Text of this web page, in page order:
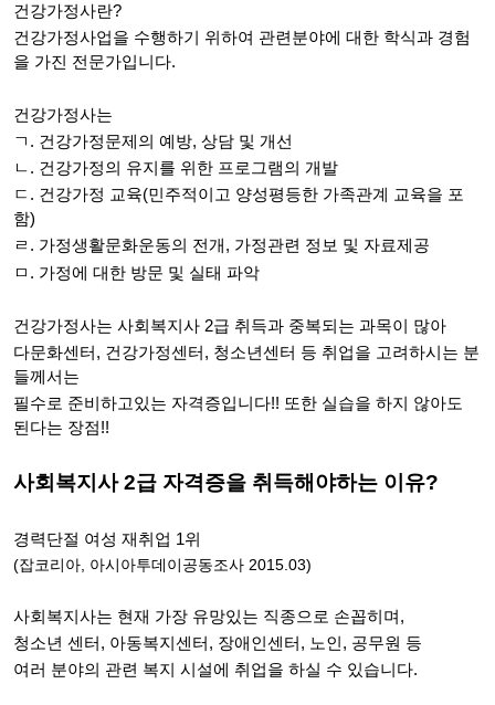
건강가정사란?
건강가정사업을 수행하기 위하여 관련분야에 대한 학식과 경험
을 가진 전문가입니다.
건강가정사는
ㄱ. 건강가정문제의 예방, 상담 및 개선
ㄴ. 건강가정의 유지를 위한 프로그램의 개발
ㄷ. 건강가정 교육(민주적이고 양성평등한 가족관계 교육을 포
함)
ㄹ. 가정생활문화운동의 전개, 가정관련 정보 및 자료제공
ㅁ. 가정에 대한 방문 및 실태 파악
건강가정사는 사회복지사 2급 취득과 중복되는 과목이 많아
다문화센터, 건강가정센터, 청소년센터 등 취업을 고려하시는 분
들께서는
필수로 준비하고있는 자격증입니다!! 또한 실습을 하지 않아도
된다는 장점!!
사회복지사 2급 자격증을 취득해야하는 이유?
경력단절 여성 재취업 1위
(잡코리아, 아시아투데이공동조사 2015.03)
사회복지사는 현재 가장 유망있는 직종으로 손꼽히며,
청소년 센터, 아동복지센터, 장애인센터, 노인, 공무원 등
여러 분야의 관련 복지 시설에 취업을 하실 수 있습니다.